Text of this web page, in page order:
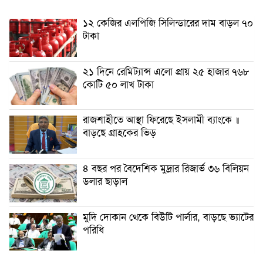
১২ কেজির এলপিজি সিলিন্ডারের দাম বাড়ল ৭০
টাকা
২১ দিনে রেমিট্যান্স এলো প্রায় ২৫ হাজার ৭৬৮
কোটি ৫০ লাখ টাকা
রাজশাহীতে আস্থা ফিরেছে ইসলামী ব্যাংকে ॥
বাড়ছে গ্রাহকের ভিড়
৪ বছর পর বৈদেশিক মুদ্রার রিজার্ভ ৩৬ বিলিয়ন
ডলার ছাড়াল
মুদি দোকান থেকে বিউটি পার্লার, বাড়ছে ভ্যাটের
পরিধি